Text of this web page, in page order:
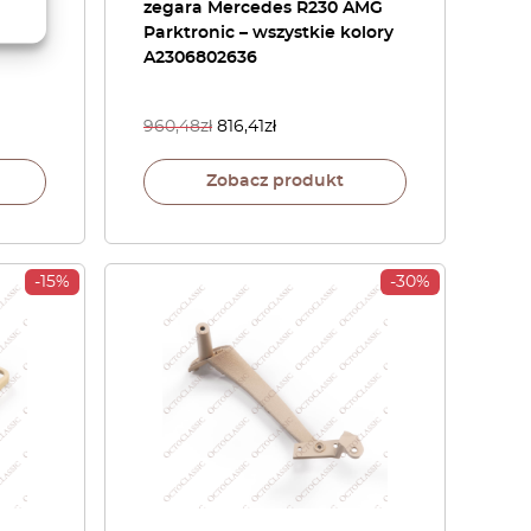
zegara Mercedes R230 AMG
Parktronic – wszystkie kolory
A2306802636
960,48zł 816,41 zł
Zobacz produkt
-15% -30%